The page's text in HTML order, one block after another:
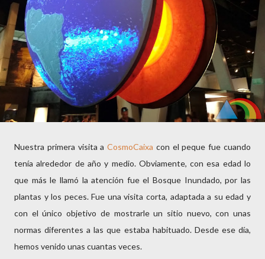
Nuestra primera visita aCosmoCaixa con el peque fue cuando
tenía alrededor de año y medio. Obviamente, con esa edad lo
que más le llamó la atención fue el Bosque Inundado, por las
plantas y los peces. Fue una visita corta, adaptada a su edad y
con el único objetivo de mostrarle un sitio nuevo, con unas
normas diferentes a las que estaba habituado. Desde ese día,
hemos venido unas cuantas veces.